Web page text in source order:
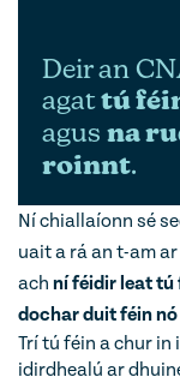
Deir an
agattú
agus na
roinnt.
Ní chiallaíonn sé
uait a rá an t-am
ach ní féidir leat tú
dochar duit féin
Trí tú féin a chur in
idirdhealú ar